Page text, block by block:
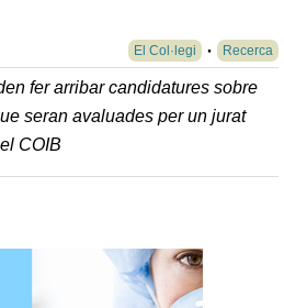
El Col·legi
Recerca
fer arribar candidatures sobre
seran avaluades per un jurat
COIB